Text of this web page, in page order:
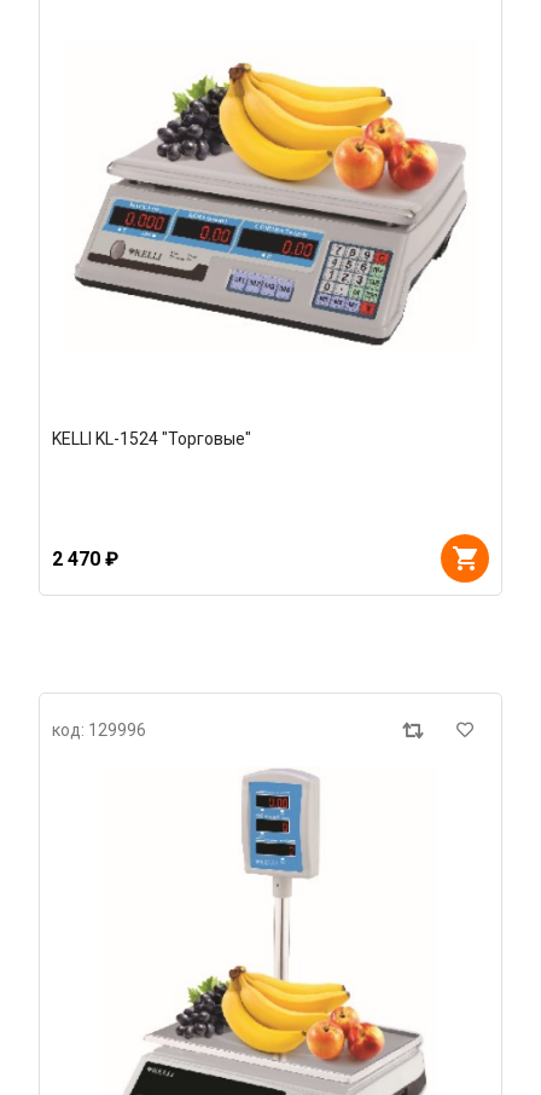
KELLI KL-1524 "Торговые"
2 470 ₽
код: 129996